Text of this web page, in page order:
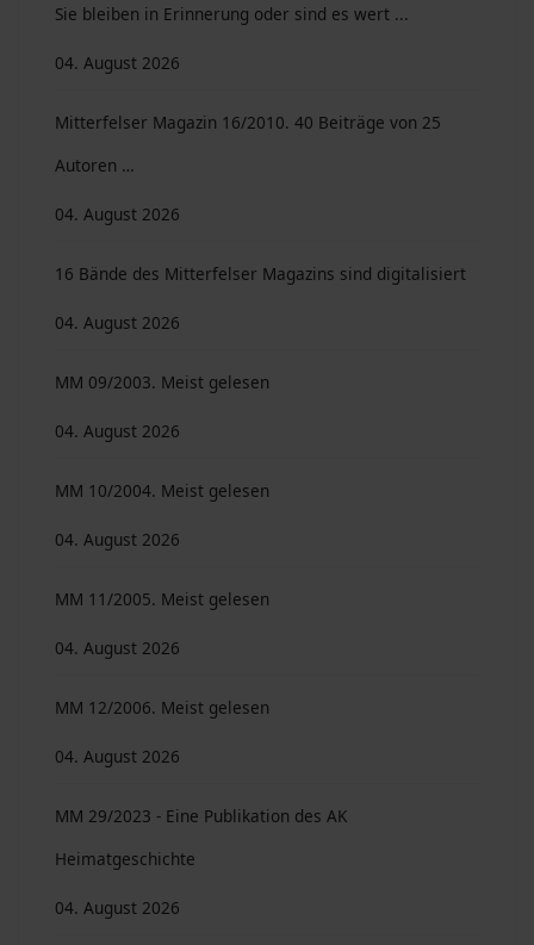
Sie bleiben in Erinnerung oder sind es wert ...
04. August 2026
Mitterfelser Magazin 16/2010. 40 Beiträge von 25
Autoren …
04. August 2026
16 Bände des Mitterfelser Magazins sind digitalisiert
04. August 2026
MM 09/2003. Meist gelesen
04. August 2026
MM 10/2004. Meist gelesen
04. August 2026
MM 11/2005. Meist gelesen
04. August 2026
MM 12/2006. Meist gelesen
04. August 2026
MM 29/2023 - Eine Publikation des AK
Heimatgeschichte
04. August 2026